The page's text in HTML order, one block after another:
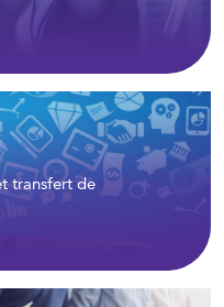
transfert de